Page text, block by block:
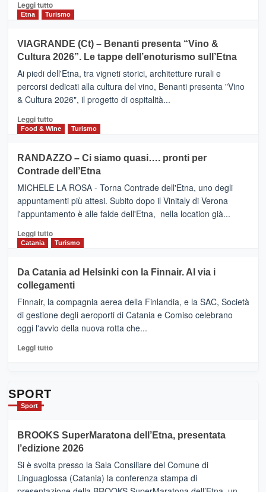
dati
di
Anche
la
Alcantara
nei
primi
nella
classifica
Leggi tuttoLeggi
di
IL
SAN
DOMENICO
PALACE
TAORMINA,
UN
HOTEL
FOUR
IL
NUOVO
SUMMER
CLUB
Etna Turismo
VIAGRANDE (Ct) – Benanti presenta “Vino &
Cultura 2026”. Le tappe dell’enoturismo sull’Etna
Ai piedi dell'Etna, tra vigneti storici, architetture rurali e
percorsi dedicati alla cultura del vino, Benanti presenta "Vino
& Cultura 2026", il progetto di ospitalità...
Leggi tuttoLeggi
di
VIAGRANDE
(Ct)
–
Benanti
presenta
“Vino
&
Cultura
tappe
dell’enoturismo
Food & Wine Turismo
RANDAZZO – Ci siamo quasi…. pronti per
Contrade dell’Etna
MICHELE LA ROSA - Torna Contrade dell'Etna, uno degli
appuntamenti più attesi. Subito dopo il Vinitaly di Verona
l'appuntamento è alle falde dell'Etna, nella location già...
Leggi tuttoLeggi
di
RANDAZZO
–
Ci
siamo
quasi….
pronti
per
Catania Turismo
Da Catania ad Helsinki con la Finnair. Al via i
collegamenti
Finnair, la compagnia aerea della Finlandia, e la SAC, Società
di gestione degli aeroporti di Catania e Comiso celebrano
oggi l'avvio della nuova rotta che...
Leggi tuttoLeggi
con
la
Al
via
SPORT
Sport
BROOKS SuperMaratona dell’Etna, presentata
l’edizione 2026
Si è svolta presso la Sala Consiliare del Comune di
Linguaglossa (Catania) la conferenza stampa di